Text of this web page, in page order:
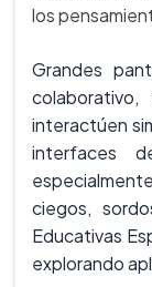
los
Grandes
colaborativo,
interactúen
interfaces
ciegos,
Educativas
explorando